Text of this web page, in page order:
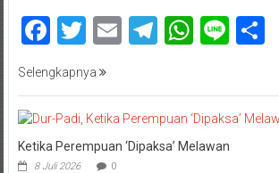
Facebook
Twitter
EmailTelegram
Line
Selengkapnya
Ketika Perempuan ‘Dipaksa’ Melawan
8 Juli 2026 0